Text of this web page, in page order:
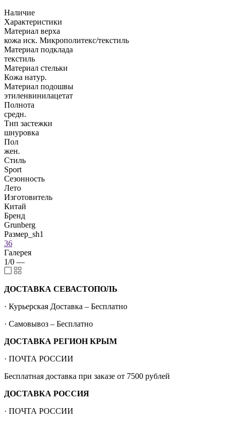
Наличие
Характеристики
Материал верха
кожа иск. Микрополитекс/текстиль
Материал подклада
текстиль
Материал стельки
Кожа натур.
Материал подошвы
этиленвинилацетат
Полнота
средн.
Тип застежки
шнуровка
Пол
жен.
Стиль
Sport
Сезонность
Лето
Изготовитель
Китай
Бренд
Grunberg
Размер_sh1
36
Галерея
1/0 —
ДОСТАВКА СЕВАСТОПОЛЬ
· Курьерская Доставка – Бесплатно
· Самовывоз – Бесплатно
ДОСТАВКА РЕГИОН КРЫМ
· ПОЧТА РОССИИ
Бесплатная доставка при заказе от 7500 рублей
ДОСТАВКА РОССИЯ
· ПОЧТА РОССИИ